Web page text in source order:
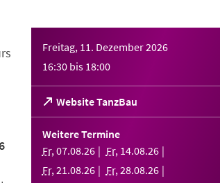
Freitag, 11. Dezember 2026
16:30 bis 18:00
Website TanzBau
(Öffnet
in
einem
Tab)
Weitere Termine
Fr,07.08.26 Fr, 14.08.26
Fr,21.08.26 Fr,28.08.26